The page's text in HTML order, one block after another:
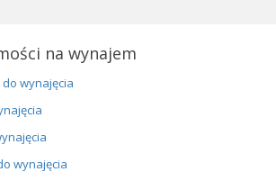
na wynajem
wynajęcia
wynajęcia